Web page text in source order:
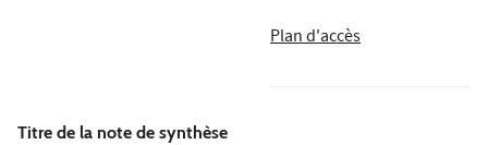
Plan d'accès
Titre de la note de synthèse